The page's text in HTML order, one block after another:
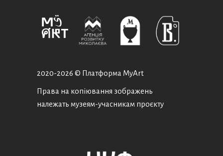
2020-2026 © Платформа MyArt
Права на копіювання зображень
належать музеям-учасникам проєкту